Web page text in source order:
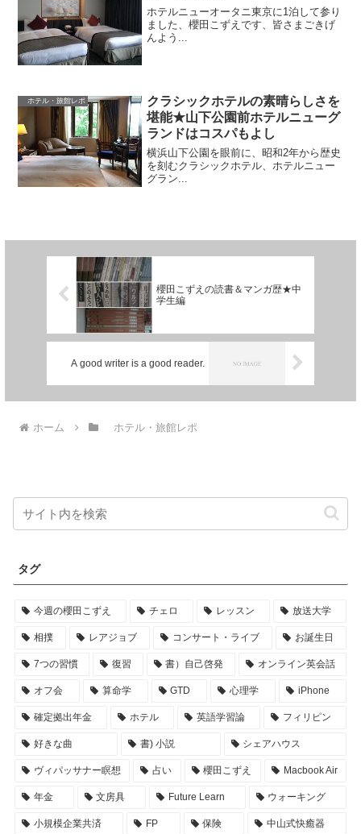
ホテルニューオータニ東京に1泊して参り
ました、櫻田こずえです、皆さまごきげ
んよう...
ホテル・旅館レポ
クラシックホテルの素晴らしさを
堪能★山下公園前ホテルニューグ
ランドはコスパもよし
横浜山下公園を眼前に、昭和2年から歴史
を刻むクラシックホテル、ホテルニュー
グラン...
櫻田こずえの読書＆マンガ歴★中
学生編
A good writer is a good reader.
ホーム ホテル・旅館レポ
タグ
今週の櫻田こずえ チェロ レッスン 放送大学
相撲 レアジョブ コンサート・ライブ お誕生日
7つの習慣 復習 書）自己啓発 オンライン英会話
オフ会 算命学 GTD 心理学 iPhone
確定拠出年金 ホテル 英語学習論 フィリピン
好きな曲 書) 小説 シェアハウス
ヴィパッサナー瞑想 占い 櫻田こずえ Macbook Air
年金 文房具 Future Learn ウォーキング
小規模企業共済 FP 保険 中山式快癒器